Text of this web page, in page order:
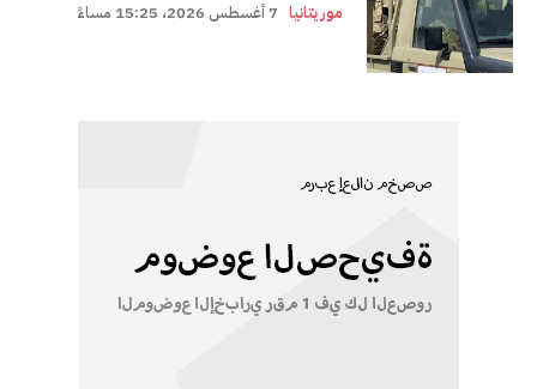
موريتانيا 7 أغسطس 2026، 15:25 مساءً